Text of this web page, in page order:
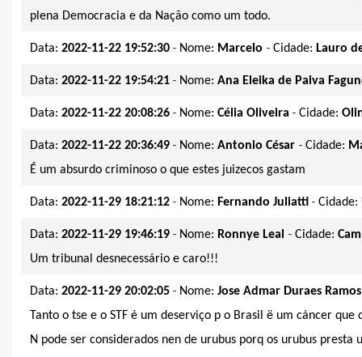
plena Democracia e da Nação como um todo.
Data: 2022-11-22 19:52:30 - Nome: Marcelo - Cidade: Lauro
Data: 2022-11-22 19:54:21 - Nome: Ana Eleika de Paiva
Data: 2022-11-22 20:08:26 - Nome: Célia Oliveira - Cidade:
Data: 2022-11-22 20:36:49 - Nome: Antonio César - Cidade:
É um absurdo criminoso o que estes juizecos gastam
Data: 2022-11-29 18:21:12 - Nome: Fernando Juliatti - Cidade:
Data: 2022-11-29 19:46:19 - Nome: Ronnye Leal - Cidade:
Um tribunal desnecessário e caro!!!
Data: 2022-11-29 20:02:05 - Nome: Jose Admar Duraes Ramos
Tanto o tse e o STF é um deserviço p o Brasil ë um cáncer que
N pode ser considerados nen de urubus porq os urubus presta